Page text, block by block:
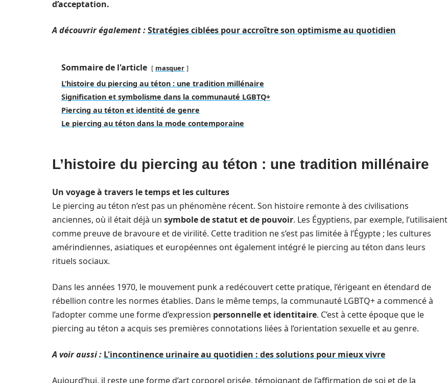
d’acceptation.
A découvrir également :Stratégies ciblées pour accroître son optimisme au quotidien
Sommaire de l'article masquer
L’histoire du piercing au téton : une tradition millénaire
Signification et symbolisme dans la communauté LGBTQ+
Piercing au téton et identité de genre
Le piercing au téton dans la mode contemporaine
L’histoire du piercing au téton : une tradition millénaire
Un voyage à travers le temps et les cultures
Le piercing au téton n’est pas un phénomène récent. Son histoire remonte à des civilisations
anciennes, où il était déjà un symbole de statut et de pouvoir. Les Égyptiens, par exemple, l’utilisaient
comme preuve de bravoure et de virilité. Cette tradition ne s’est pas limitée à l’Égypte ; les cultures
amérindiennes, asiatiques et européennes ont également intégré le piercing au téton dans leurs
rituels sociaux.
Dans les années 1970, le mouvement punk a redécouvert cette pratique, l’érigeant en étendard de
rébellion contre les normes établies. Dans le même temps, la communauté LGBTQ+ a commencé à
l’adopter comme une forme d’expression personnelle et identitaire. C’est à cette époque que le
piercing au téton a acquis ses premières connotations liées à l’orientation sexuelle et au genre.
A voir aussi : L'incontinence urinaire au quotidien : des solutions pour mieux vivre
Aujourd’hui, il reste une forme d’art corporel prisée, témoignant de l’affirmation de soi et de la